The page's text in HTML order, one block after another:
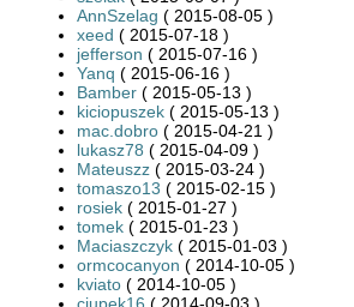
AnnSzelag ( 2015-08-05 )
xeed ( 2015-07-18 )
jefferson ( 2015-07-16 )
Yanq ( 2015-06-16 )
Bamber ( 2015-05-13 )
kiciopuszek ( 2015-05-13 )
mac.dobro ( 2015-04-21 )
lukasz78 ( 2015-04-09 )
Mateuszz ( 2015-03-24 )
tomaszo13 ( 2015-02-15 )
rosiek ( 2015-01-27 )
tomek ( 2015-01-23 )
Maciaszczyk ( 2015-01-03 )
ormcocanyon ( 2014-10-05 )
kviato ( 2014-10-05 )
ciupek16 ( 2014-09-03 )